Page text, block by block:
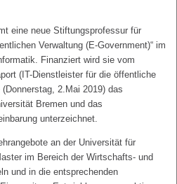
eine neue Stiftungsprofessur für
Verwaltung (E-Government)“ im
Finanziert wird sie vom
(IT-Dienstleister für die öffentliche
2.Mai 2019) das
Bremen und das
unterzeichnet.
an der Universität für
im Bereich der Wirtschafts- und
und in die entsprechenden